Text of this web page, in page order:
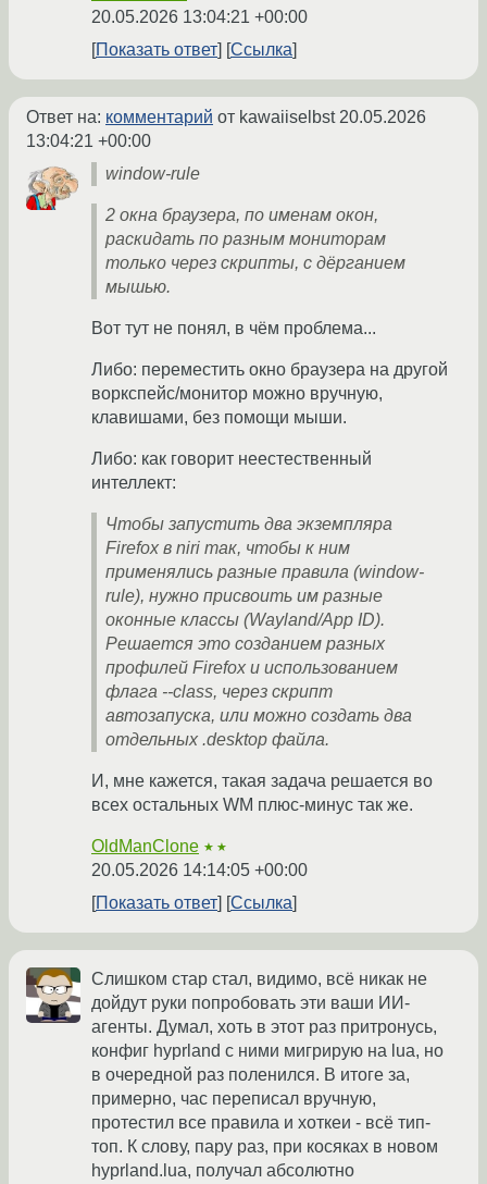
20.05.2026 13:04:21 +00:00
Показать ответ
Ссылка
Ответ на: комментарий от kawaiiselbst 20.05.2026
13:04:21 +00:00
window-rule
2 окна браузера, по именам окон,
раскидать по разным мониторам
только через скрипты, с дёрганием
мышью.
Вот тут не понял, в чём проблема...
Либо: переместить окно браузера на другой
воркспейс/монитор можно вручную,
клавишами, без помощи мыши.
Либо: как говорит неестественный
интеллект:
Чтобы запустить два экземпляра
Firefox в niri так, чтобы к ним
применялись разные правила (window-
rule), нужно присвоить им разные
оконные классы (Wayland/App ID).
Решается это созданием разных
профилей Firefox и использованием
флага --class, через скрипт
автозапуска, или можно создать два
отдельных .desktop файла.
И, мне кажется, такая задача решается во
всех остальных WM плюс-минус так же.
OldManClone ★★
20.05.2026 14:14:05 +00:00
Показать ответ
Ссылка
Слишком стар стал, видимо, всё никак не
дойдут руки попробовать эти ваши ИИ-
агенты. Думал, хоть в этот раз притронусь,
конфиг hyprland с ними мигрирую на lua, но
в очередной раз поленился. В итоге за,
примерно, час переписал вручную,
протестил все правила и хоткеи - всё тип-
топ. К слову, пару раз, при косяках в новом
hyprland.lua, получал абсолютно